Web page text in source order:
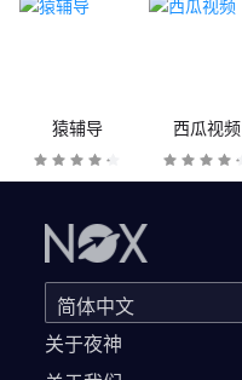
猿辅导 西瓜视频
关于夜神